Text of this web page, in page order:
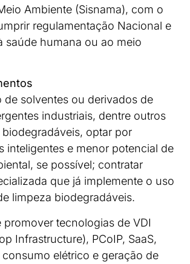
Ambiente (Sisnama), com o
regulamentação Nacional e
saúde humana ou ao meio
de solventes ou derivados de
industriais, dentre outros
biodegradáveis, optar por
inteligentes e menor potencial de
se possível; contratar
que já implemente o uso
limpeza biodegradáveis.
promover tecnologias de VDI
Infrastructure), PCoIP, SaaS,
elétrico e geração de